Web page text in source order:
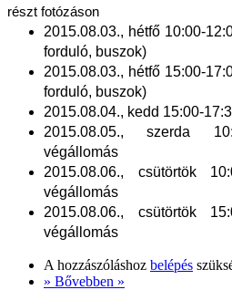
részt fotózáson
2015.08.03., hétfő 10:00-
forduló, buszok)
2015.08.03., hétfő 15:00-
forduló, buszok)
2015.08.04., kedd 15:00-
2015.08.05., szerda
végállomás
2015.08.06., csütörtök
végállomás
2015.08.06., csütörtök
végállomás
A hozzászóláshoz belépés
» Bővebben »